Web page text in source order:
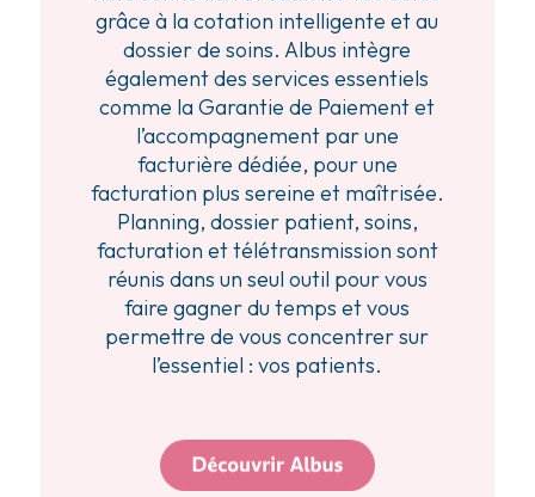
grâce à la cotation intelligente et au
dossier de soins. Albus intègre
également des services essentiels
comme la Garantie de Paiement et
l’accompagnement par une
facturière dédiée, pour une
facturation plus sereine et maîtrisée.
Planning, dossier patient, soins,
facturation et télétransmission sont
réunis dans un seul outil pour vous
faire gagner du temps et vous
permettre de vous concentrer sur
l’essentiel : vos patients.